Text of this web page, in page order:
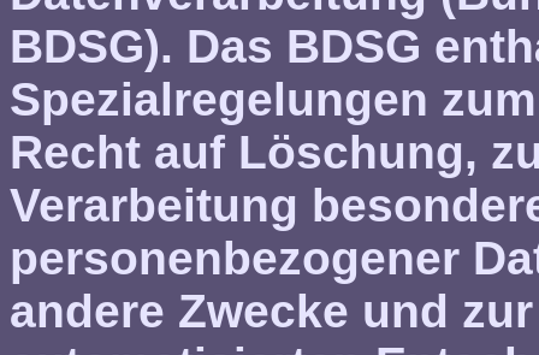
BDSG). Das BDSG
Spezialregelungen
Recht auf Löschung,
Verarbeitung
personenbezogener
andere Zwecke und